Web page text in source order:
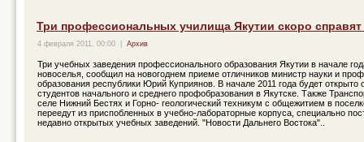
Три профессиональных училища Якутии скоро
4 февраля 2011, 00:00 Архив
Три учебных заведения профессионального образования Якутии в начале
новоселья, сообщил на новогоднем приеме отличников министр науки и
образования республики Юрий Куприянов. В начале 2011 года будет открыто
студентов начального и среднего профобразования в Якутске. Также
селе Нижний Бестях и Горно- геологический техникум с общежитием в
переедут из приспобленных в учебно-лабораторные корпуса, специально
недавно открытых учебных заведений. "Новости Дальнего Востока"..